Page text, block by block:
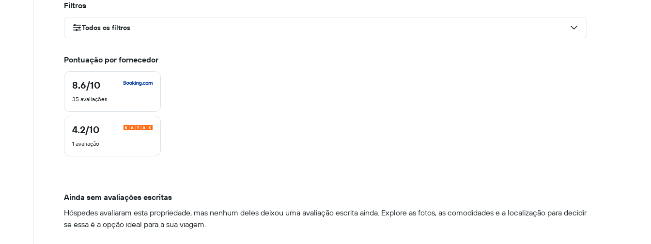
Filtros
Todos os filtros
Pontuação por fornecedor
8.6/10
8.6
10
35 avaliações
4.2/10
4.2
10
1 avaliação
Ainda sem avaliações escritas
Hóspedes avaliaram esta propriedade, mas nenhum deles deixou uma avaliação escrita ainda. Explore as fotos, as comodidades e a localização para decidir
se essa é a opção ideal para a sua viagem.